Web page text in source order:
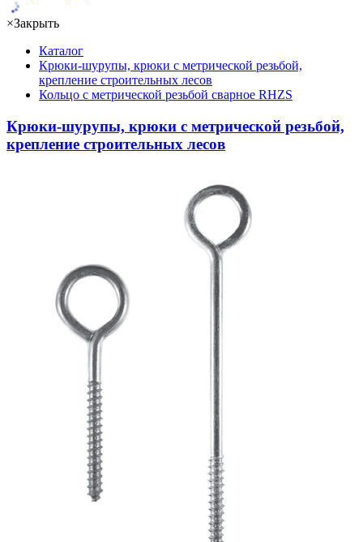
×Закрыть
Каталог
Крюки-шурупы, крюки с метрической резьбой,
крепление строительных лесов
Кольцо с метрической резьбой сварное RHZS
Крюки-шурупы, крюки с метрической резьбой,
крепление строительных лесов